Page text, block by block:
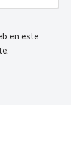
en este